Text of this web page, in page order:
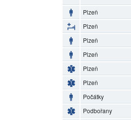
Plzeň
Plzeň
Plzeň
Plzeň
Plzeň
Plzeň
Počátky
Podbořany